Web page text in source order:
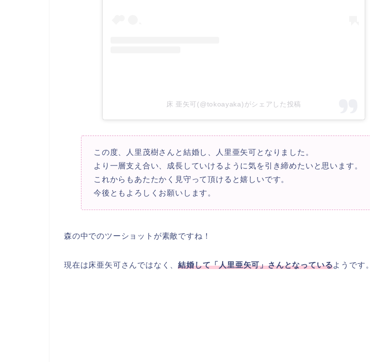
床 亜矢可(@tokoayaka)がシェアした投稿
この度、人里茂樹さんと結婚し、人里亜矢可となりました。
より一層支え合い、成長していけるように気を引き締めたいと思います。
これからもあたたかく見守って頂けると嬉しいです。
今後ともよろしくお願いします。
森の中でのツーショットが素敵ですね！
現在は床亜矢可さんではなく、結婚して「人里亜矢可」さんとなっているようです。